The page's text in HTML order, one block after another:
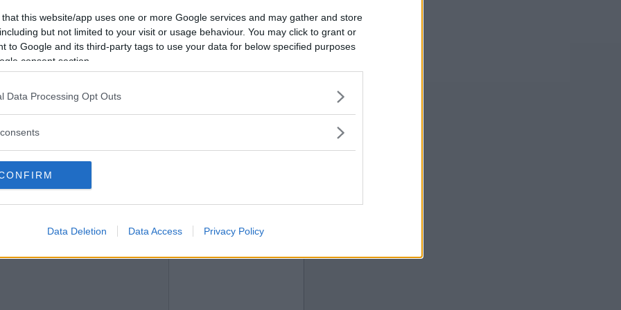
that this website/app uses one or more Google services and may gather and store
but not limited to your visit or usage behaviour. You may click to grant or
to Google and its third-party tags to use your data for below specified purposes
consent section.
Data Processing Opt Outs
Data Deletion Data Access Privacy Policy
och rara tanter här på Beta, hur skulle det vara?
2017-01-09 01:10
dessa ordlekar, vad tror du jag verkligen vill
ditt syskon?
Vill du bli
medlem?